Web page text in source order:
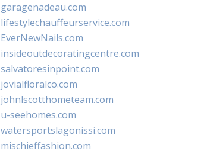
garagenadeau.com
lifestylechauffeurservice.com
EverNewNails.com
insideoutdecoratingcentre.com
salvatoresinpoint.com
jovialfloralco.com
johnlscotthometeam.com
u-seehomes.com
watersportslagonissi.com
mischieffashion.com